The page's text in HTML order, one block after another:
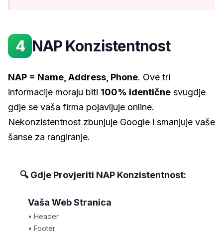
4 NAP Konzistentnost
NAP = Name, Address, Phone. Ove tri
informacije moraju biti 100% identične svugdje
gdje se vaša firma pojavljuje online.
Nekonzistentnost zbunjuje Google i smanjuje vaše
šanse za rangiranje.
🔍 Gdje Provjeriti NAP Konzistentnost:
Vaša Web Stranica
• Header
• Footer